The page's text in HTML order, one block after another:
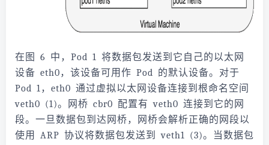
在图 6 中，Pod 1 将数据包发送到它自己的以太网
设备 eth0，该设备可用作 Pod 的默认设备。对于
Pod 1，eth0 通过虚拟以太网设备连接到根命名空间
veth0 (1)。网桥 cbr0 配置有 veth0 连接到它的网
段。一旦数据包到达网桥，网桥会解析正确的网段以
使用 ARP 协议将数据包发送到 veth1 (3)。当数据包